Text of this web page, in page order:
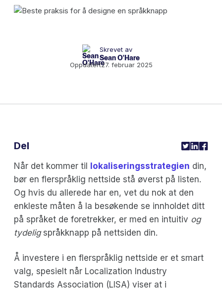
Skrevet av
Sean O'Hare
Oppdatert27. februar 2025
Når det kommer til lokaliseringsstrategien din,
bør en flerspråklig nettside stå øverst på listen.
Og hvis du allerede har en, vet du nok at den
enkleste måten å la besøkende se innholdet ditt
på språket de foretrekker, er med en intuitiv og
tydelig språkknapp på nettsiden din.
Å investere i en flerspråklig nettside er et smart
valg, spesielt når Localization Industry
Standards Association (LISA) viser at i
Del